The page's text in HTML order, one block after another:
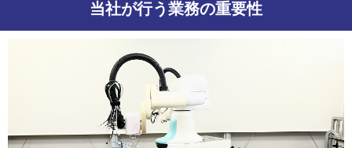
当社が行う業務の重要性